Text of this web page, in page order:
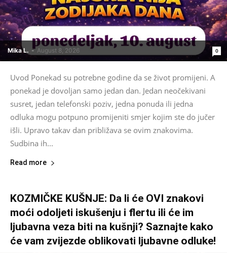
Mika L. - August 8, 2026 0
Uvod Ponekad su potrebne godine da se život promijeni. A
ponekad je dovoljan samo jedan dan. Jedan neočekivani
susret, jedan telefonski poziv, jedna ponuda ili jedna
odluka mogu potpuno promijeniti smjer kojim ste do jučer
išli. Upravo takav dan približava se ovim znakovima.
Sudbina ih...
Read more
KOZMIČKE KUŠNJE: Da li će OVI znakovi
moći odoljeti iskušenju i flertu ili će im
ljubavna veza biti na kušnji? Saznajte kako
će vam zvijezde oblikovati ljubavne odluke!